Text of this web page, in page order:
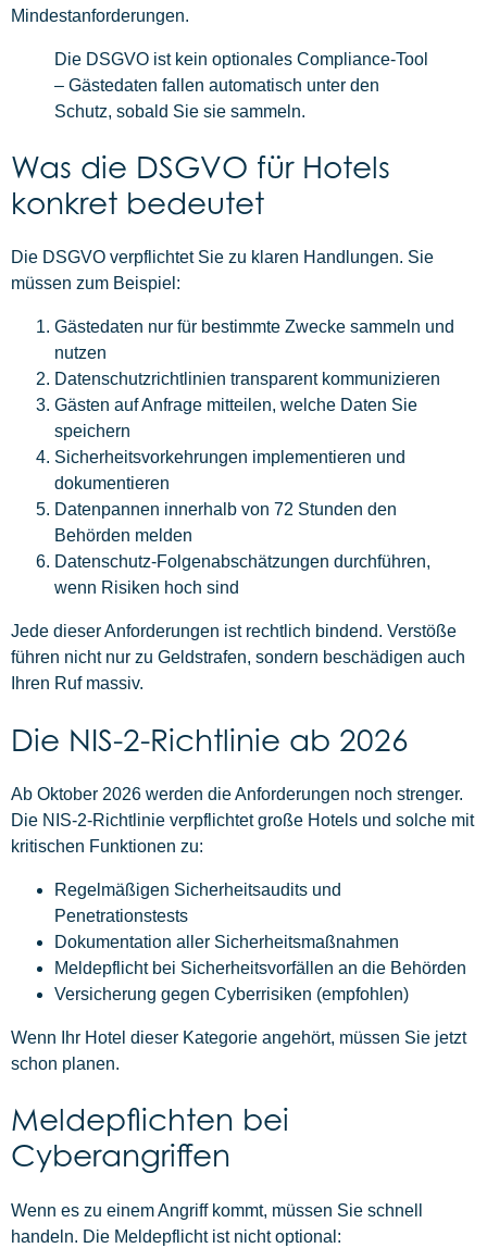
Mindestanforderungen.
Die DSGVO ist kein optionales Compliance-Tool
– Gästedaten fallen automatisch unter den
Schutz, sobald Sie sie sammeln.
Was die DSGVO für Hotels
konkret bedeutet
Die DSGVO verpflichtet Sie zu klaren Handlungen. Sie
müssen zum Beispiel:
Gästedaten nur für bestimmte Zwecke sammeln und
nutzen
Datenschutzrichtlinien transparent kommunizieren
Gästen auf Anfrage mitteilen, welche Daten Sie
speichern
Sicherheitsvorkehrungen implementieren und
dokumentieren
Datenpannen innerhalb von 72 Stunden den
Behörden melden
Datenschutz-Folgenabschätzungen durchführen,
wenn Risiken hoch sind
Jede dieser Anforderungen ist rechtlich bindend. Verstöße
führen nicht nur zu Geldstrafen, sondern beschädigen auch
Ihren Ruf massiv.
Die NIS-2-Richtlinie ab 2026
Ab Oktober 2026 werden die Anforderungen noch strenger.
Die NIS-2-Richtlinie verpflichtet große Hotels und solche mit
kritischen Funktionen zu:
Regelmäßigen Sicherheitsaudits und
Penetrationstests
Dokumentation aller Sicherheitsmaßnahmen
Meldepflicht bei Sicherheitsvorfällen an die Behörden
Versicherung gegen Cyberrisiken (empfohlen)
Wenn Ihr Hotel dieser Kategorie angehört, müssen Sie jetzt
schon planen.
Meldepflichten bei
Cyberangriffen
Wenn es zu einem Angriff kommt, müssen Sie schnell
handeln. Die Meldepflicht ist nicht optional: